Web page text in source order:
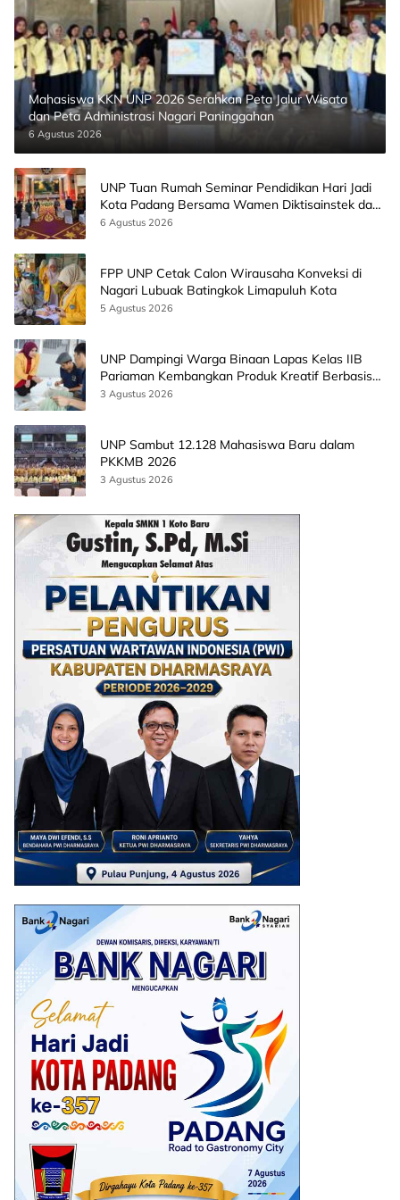
Mahasiswa KKN UNP 2026 Serahkan Peta Jalur Wisata
dan Peta Administrasi Nagari Paninggahan
6 Agustus 2026
UNP Tuan Rumah Seminar Pendidikan Hari Jadi
Kota Padang Bersama Wamen Diktisainstek dan
CEO EMGS Malaysia
6 Agustus 2026
FPP UNP Cetak Calon Wirausaha Konveksi di
Nagari Lubuak Batingkok Limapuluh Kota
5 Agustus 2026
UNP Dampingi Warga Binaan Lapas Kelas IIB
Pariaman Kembangkan Produk Kreatif Berbasis
AI
3 Agustus 2026
UNP Sambut 12.128 Mahasiswa Baru dalam
PKKMB 2026
3 Agustus 2026